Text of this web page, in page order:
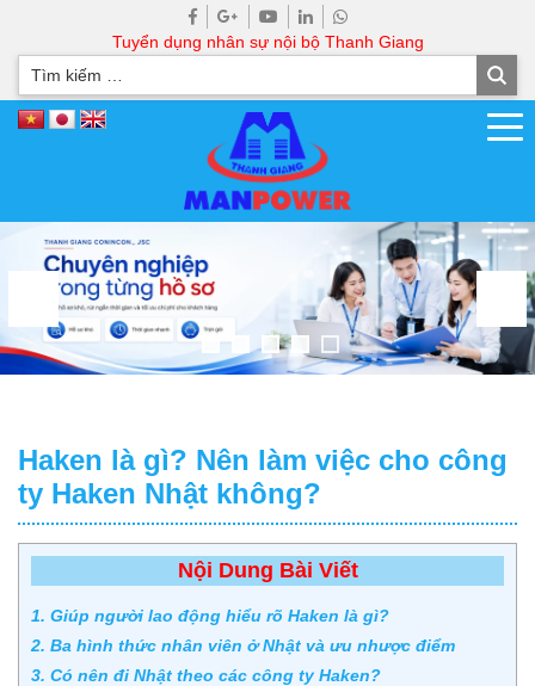
Tuyển dụng nhân sự nội bộ Thanh Giang
Haken là gì? Nên làm việc cho công
ty Haken Nhật không?
Nội Dung Bài Viết
1. Giúp người lao động hiểu rõ Haken là gì?
2. Ba hình thức nhân viên ở Nhật và ưu nhược điểm
3. Có nên đi Nhật theo các công ty Haken?